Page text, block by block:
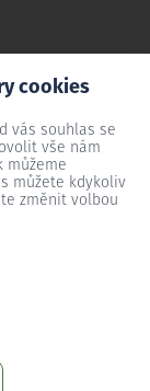
cookies
vás souhlas se
vše nám
můžeme
můžete kdykoliv
změnit volbou